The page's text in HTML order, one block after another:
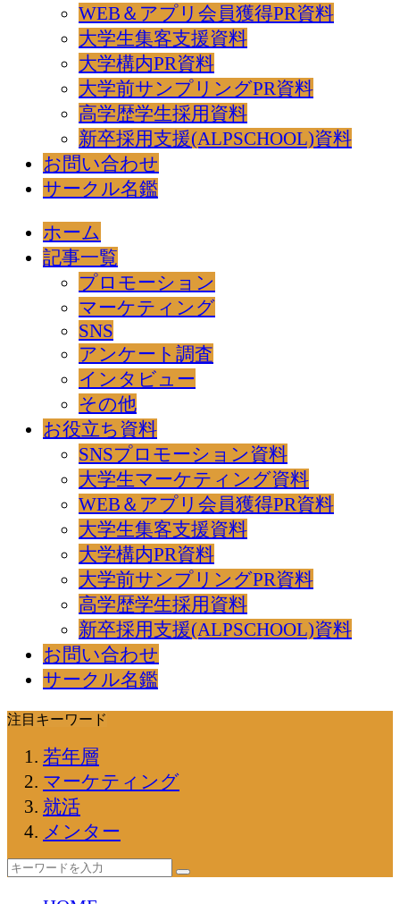
WEB＆アプリ会員獲得PR資料
大学生集客支援資料
大学構内PR資料
大学前サンプリングPR資料
高学歴学生採用資料
新卒採用支援(ALPSCHOOL)資料
お問い合わせ
サークル名鑑
ホーム
記事一覧
プロモーション
マーケティング
SNS
アンケート調査
インタビュー
その他
お役立ち資料
SNSプロモーション資料
大学生マーケティング資料
WEB＆アプリ会員獲得PR資料
大学生集客支援資料
大学構内PR資料
大学前サンプリングPR資料
高学歴学生採用資料
新卒採用支援(ALPSCHOOL)資料
お問い合わせ
サークル名鑑
注目キーワード
若年層
マーケティング
就活
メンター